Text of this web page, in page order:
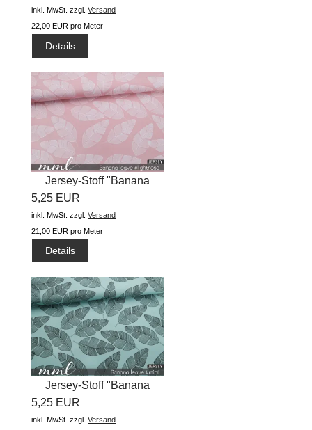
inkl. MwSt. zzgl. Versand
22,00 EUR pro Meter
Details
Jersey-Stoff "Banana
Leave...
5,25 EUR
inkl. MwSt. zzgl. Versand
21,00 EUR pro Meter
Details
Jersey-Stoff "Banana
Leave...
5,25 EUR
inkl. MwSt. zzgl. Versand